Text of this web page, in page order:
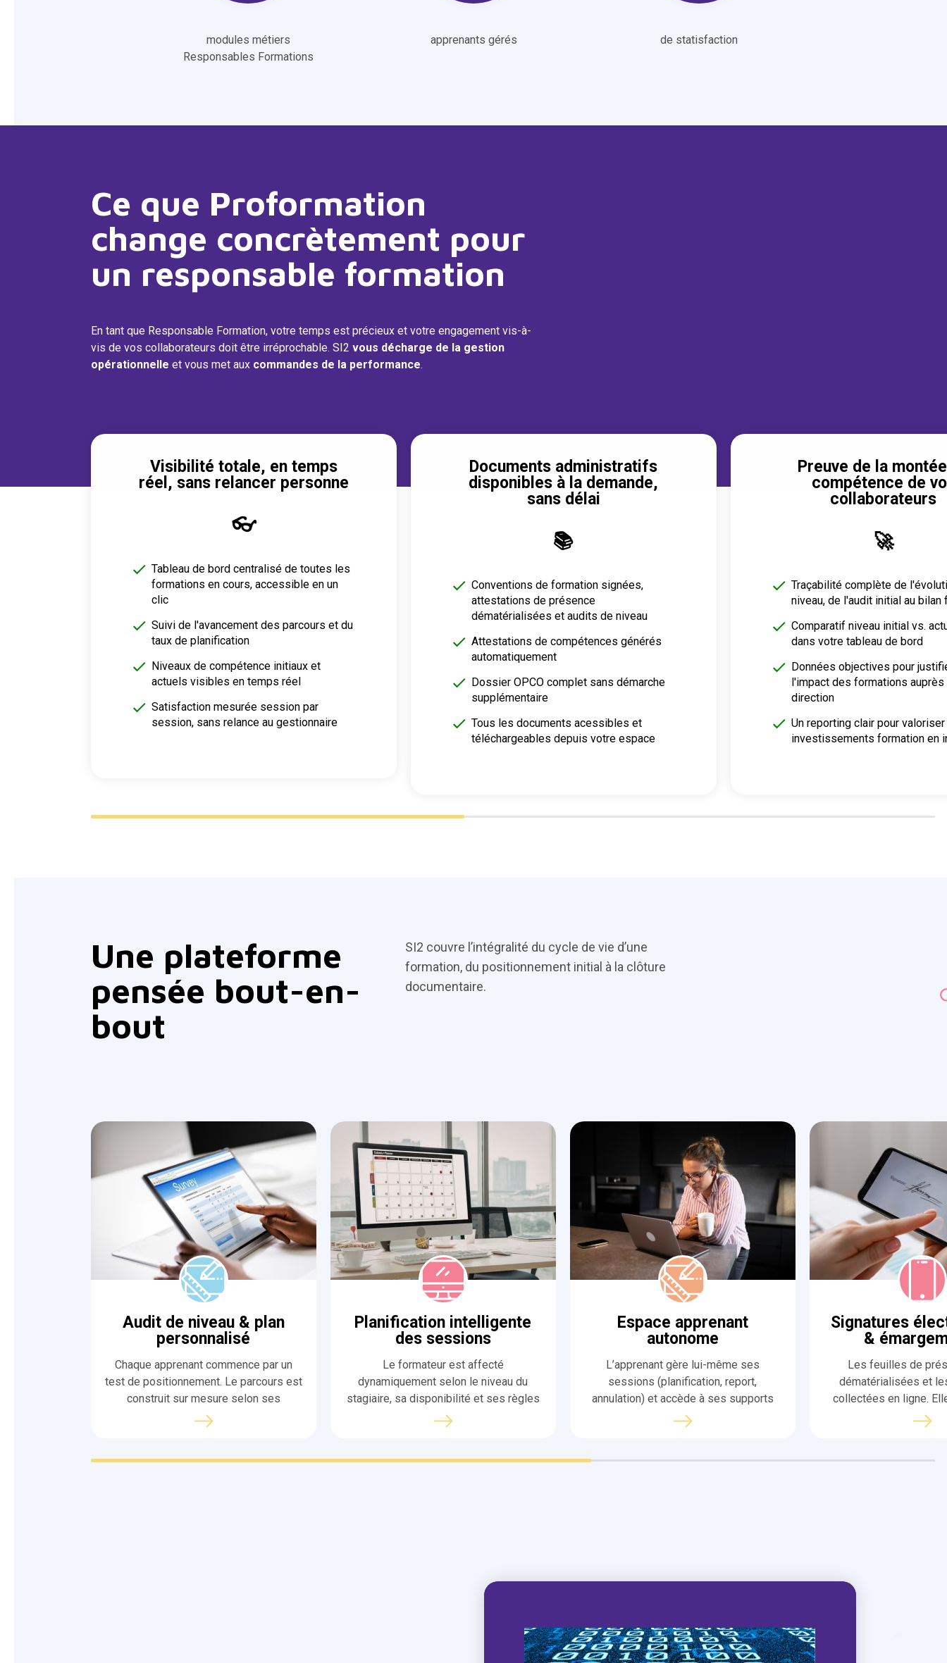
modules métiers
Responsables Formations
apprenants gérés de statisfaction
Ce que Proformation
change concrètement pour
un responsable formation
En tant que Responsable Formation, votre temps est précieux et votre engagement vis-à-
vis de vos collaborateurs doit être irréprochable. SI2 vous décharge de la gestion
opérationnelle et vous met auxcommandes de la performance.
Visibilité totale, en temps
réel, sans relancer personne
👓
Tableau de bord centralisé de toutes les
formations en cours, accessible en un
clic
Suivi de l'avancement des parcours et du
taux de planification
Niveaux de compétence initiaux et
actuels visibles en temps réel
Satisfaction mesurée session par
session, sans relance au gestionnaire
Documents administratifs
disponibles à la demande,
sans délai
📚
Conventions de formation signées,
attestations de présence
dématérialisées et audits de niveau
Attestations de compétences générés
automatiquement
Dossier OPCO complet sans démarche
supplémentaire
Tous les documents acessibles et
téléchargeables depuis votre espace
Preuve de la
compétence de
collaborateurs
🚀
Traçabilité complète de
niveau, de l'audit initial au bilan
Comparatif niveau initial vs.
dans votre tableau de bord
Données objectives pour
l'impact des formations auprès
direction
Un reporting clair pour
investissements formation en
Une plateforme
pensée bout-en-
bout
SI2 couvre l’intégralité du cycle de vie d’une
formation, du positionnement initial à la clôture
documentaire.
Audit de niveau & plan
personnalisé
Chaque apprenant commence par un
test de positionnement. Le parcours est
construit sur mesure selon ses
objectifs réels.
Planification intelligente
des sessions
Le formateur est affecté
dynamiquement selon le niveau du
stagiaire, sa disponibilité et ses règles
de charge. Convocations et rappels
sont envoyés automatiquement .
Espace apprenant
autonome
L’apprenant gère lui-même ses
sessions (planification, report,
annulation) et accède à ses supports
pédagogiques depuis son espace
personnel.
Signatures
&
Les feuilles de
dématérialisées et
collectées en ligne.
automatiquement dans
finales.